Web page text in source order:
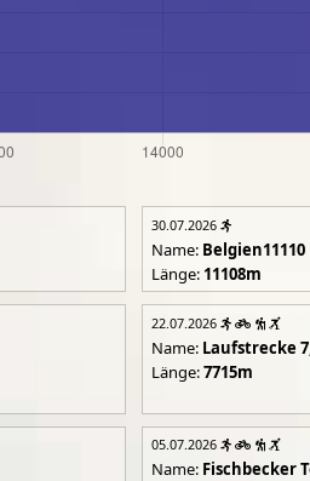
30.07.2026
Name: Belgien11110
Länge: 11108m
22.07.2026
Name: Laufstrecke
Länge:7715m
05.07.2026
Name: Fischbecker